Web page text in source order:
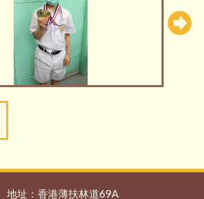
地址：香港薄扶林道69A